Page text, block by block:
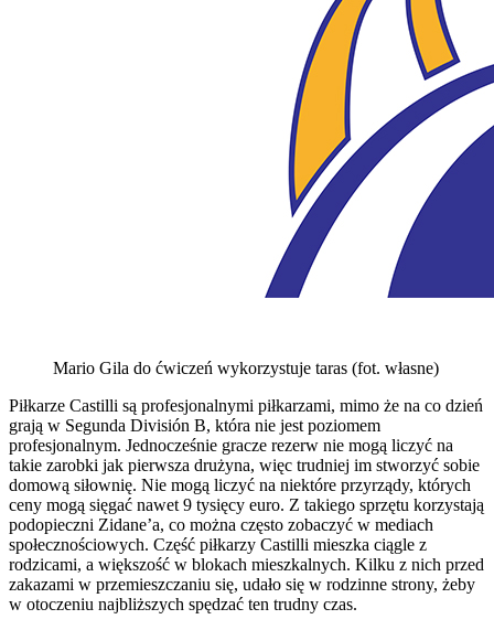
Mario Gila do ćwiczeń wykorzystuje taras (fot. własne)
Piłkarze Castilli są profesjonalnymi piłkarzami, mimo że na co dzień
grają w Segunda División B, która nie jest poziomem
profesjonalnym. Jednocześnie gracze rezerw nie mogą liczyć na
takie zarobki jak pierwsza drużyna, więc trudniej im stworzyć sobie
domową siłownię. Nie mogą liczyć na niektóre przyrządy, których
ceny mogą sięgać nawet 9 tysięcy euro. Z takiego sprzętu korzystają
podopieczni Zidane’a, co można często zobaczyć w mediach
społecznościowych. Część piłkarzy Castilli mieszka ciągle z
rodzicami, a większość w blokach mieszkalnych. Kilku z nich przed
zakazami w przemieszczaniu się, udało się w rodzinne strony, żeby
w otoczeniu najbliższych spędzać ten trudny czas.